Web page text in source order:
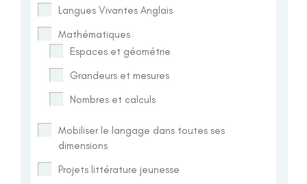
Langues Vivantes Anglais
Mathématiques
Espaces et géométrie
Grandeurs et mesures
Nombres et calculs
Mobiliser le langage dans toutes ses
dimensions
Projets littérature jeunesse